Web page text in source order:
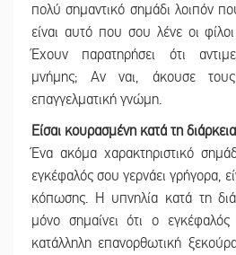
πολύ σημαντικό σημάδι λοιπόν
είναι αυτό που σου λένε οι
Έχουν παρατηρήσει ότι
μνήμης; Αν ναι, άκουσε
επαγγελματική γνώμη.
Είσαι κουρασμένη κατά τη
Ένα ακόμα χαρακτηριστικό
εγκέφαλός σου γερνάει γρήγορα,
κόπωσης. Η υπνηλία κατά τη
μόνο σημαίνει ότι ο
κατάλληλη επανορθωτική